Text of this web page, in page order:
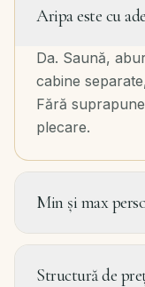
Aripa este cu
Da. Saună,
cabine
Fără
plecare.
Min și max
Structură de